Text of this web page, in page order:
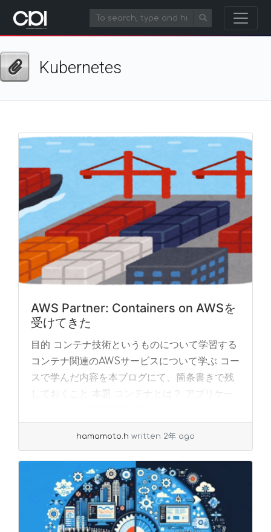
Kubernetes
AWS Partner: Containers on AWSを
受けてきた
目的 コンテナ技術というものについて学習する
コンテナ関連のAWSサービスについて学ぶ コー
スで学んだ内容を本ブログにて、箇条書きで残
しておくこと 本題 コンテナとは？ アプリケー
hamamoto.h written 2年 ago